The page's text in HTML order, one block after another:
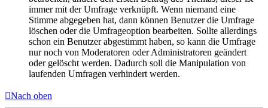
immer mit der Umfrage verknüpft. Wenn niemand eine
Stimme abgegeben hat, dann können Benutzer die Umfrage
löschen oder die Umfrageoption bearbeiten. Sollte allerdings
schon ein Benutzer abgestimmt haben, so kann die Umfrage
nur noch von Moderatoren oder Administratoren geändert
oder gelöscht werden. Dadurch soll die Manipulation von
laufenden Umfragen verhindert werden.
Nach oben